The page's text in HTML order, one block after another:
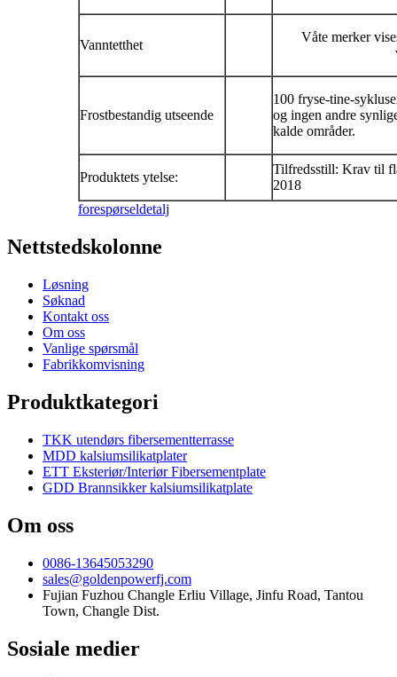
Vanntetthet
Våte merker
Frostbestandig utseende
100 fryse-tine-
og ingen andre
kalde områder.
Produktets ytelse:
Tilfredsstill: Krav til
2018
forespørseldetalj
Nettstedskolonne
Løsning
Søknad
Kontakt oss
Om oss
Vanlige spørsmål
Fabrikkomvisning
Produktkategori
TKK utendørs fibersementterrasse
MDD kalsiumsilikatplater
ETT Eksteriør/Interiør Fibersementplate
GDD Brannsikker kalsiumsilikatplate
Om oss
0086-13645053290
sales@goldenpowerfj.com
Fujian Fuzhou Changle Erliu Village, Jinfu Road, Tantou
Town, Changle Dist.
Sosiale medier